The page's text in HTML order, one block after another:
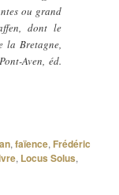
ou grand
dont le
la Bretagne,
Aven, éd.
,faïence, Frédéric
, Locus Solus,